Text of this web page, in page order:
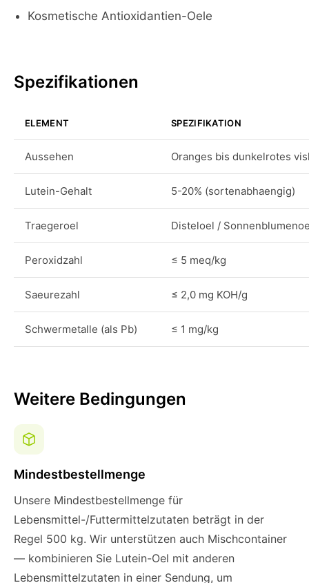
Kosmetische Antioxidantien-Oele
Spezifikationen
ELEMENT SPEZIFIKATION
Aussehen Oranges bis dunkelrotes
Lutein-Gehalt 5-20% (sortenabhaengig)
Traegeroel Disteloel /
Peroxidzahl ≤ 5 meq/kg
Saeurezahl ≤ 2,0 mg KOH/g
Schwermetalle (als Pb) ≤ 1 mg/kg
Weitere Bedingungen
Mindestbestellmenge
Unsere Mindestbestellmenge für
Lebensmittel-/Futtermittelzutaten beträgt in der
Regel 500 kg. Wir unterstützen auch Mischcontainer
— kombinieren Sie Lutein-Oel mit anderen
Lebensmittelzutaten in einer Sendung, um